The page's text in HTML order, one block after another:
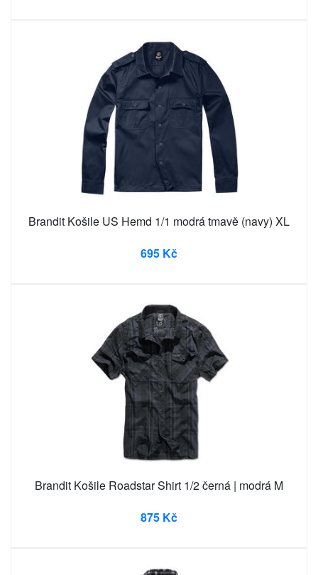
Brandit Košile US Hemd 1/1 modrá tmavě (navy) XL
695 Kč
Brandit Košile Roadstar Shirt 1/2 černá | modrá M
875 Kč